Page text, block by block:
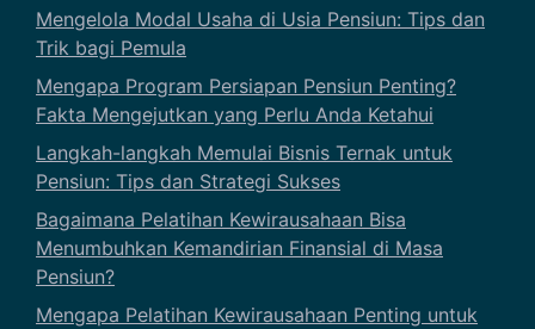
Mengelola Modal Usaha di Usia Pensiun: Tips dan
Trik bagi Pemula
Mengapa Program Persiapan Pensiun Penting?
Fakta Mengejutkan yang Perlu Anda Ketahui
Langkah-langkah Memulai Bisnis Ternak untuk
Pensiun: Tips dan Strategi Sukses
Bagaimana Pelatihan Kewirausahaan Bisa
Menumbuhkan Kemandirian Finansial di Masa
Pensiun?
Mengapa Pelatihan Kewirausahaan Penting untuk